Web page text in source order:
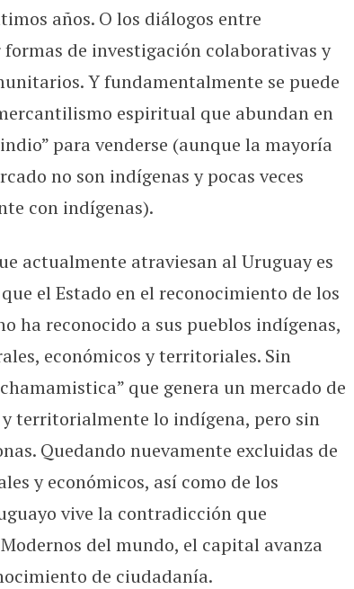
años. O los diálogos entre
de investigación colaborativas y
Y fundamentalmente se puede
espiritual que abundan en
para venderse (aunque la mayoría
no son indígenas y pocas veces
con indígenas).
actualmente atraviesan al Uruguay es
el Estado en el reconocimiento de los
ha reconocido a sus pueblos indígenas,
económicos y territoriales. Sin
que genera un mercado de
territorialmente lo indígena, pero sin
Quedando nuevamente excluidas de
y económicos, así como de los
vive la contradicción que
del mundo, el capital avanza
de ciudadanía.